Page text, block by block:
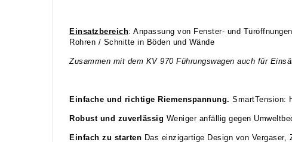
Einsatzbereich: Anpassung von Fenster- und
Rohren / Schnitte in Böden und Wände
Zusammen mit dem KV 970 Führungswagen auch für
Einfache und richtige Riemenspannung. SmartTension:
Robust und zuverlässig Weniger anfällig gegen
Einfach zu starten Das einzigartige Design von